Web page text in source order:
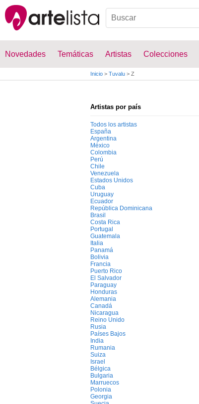
Novedades Temáticas Artistas Colecciones
Inicio > Tuvalu > Z
Artistas por país
Todos los artistas
España
Argentina
México
Colombia
Perú
Chile
Venezuela
Estados Unidos
Cuba
Uruguay
Ecuador
República Dominicana
Brasil
Costa Rica
Portugal
Guatemala
Italia
Panamá
Bolivia
Francia
Puerto Rico
El Salvador
Paraguay
Honduras
Alemania
Canadá
Nicaragua
Reino Unido
Rusia
Países Bajos
India
Rumania
Suiza
Israel
Bélgica
Bulgaria
Marruecos
Polonia
Georgia